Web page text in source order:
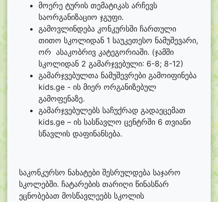
მოერე ტურის თემატიკას არჩევს
საორგანიზაციო ჯგუფი.
გამოვლინდება კონკურსში ჩართული
თითო სკოლიდან 1 საუკეთესო ნამუშევარი,
ორ ასაკობრივ კატეგორიაში. (ჯამში
სკოლიდან 2 გამარჯვებული: 6-8; 8-12)
გამარჯვებულთა ნამუშევრები გამოიფინება
kids.ge - ის მიერ ორგანიზებულ
გამოფენაზე.
გამარჯვებულებს საჩუქრად გადაეცემათ
kids.ge – ის სასწავლო ცენტრში 6 თვიანი
სწავლის დაფინანსება.
საკონკურსო ნახატები შესრულდება საჯარო
სკოლებში. ჩატარების თარიღი წინასწარ
ეცნობებათ მოსწავლეებს სკოლის